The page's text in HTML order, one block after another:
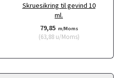
Skruesikring til gevind 10
ml.
79,85 m/Moms
(63,88u/Moms)